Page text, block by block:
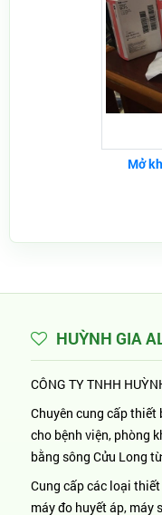
Mở
HUỲNH GIA
CÔNG TY TNHH
Chuyên cung cấp thiết
cho bệnh viện, phòng
bằng sông Cửu Long
Cung cấp các loại
máy đo huyết áp, máy